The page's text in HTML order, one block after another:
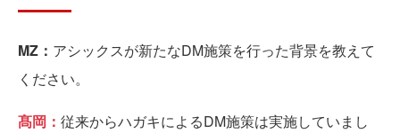
MZ： アシックスが新たなDM施策を行った背景を教えて
ください。
髙岡： 従来からハガキによるDM施策は実施していまし